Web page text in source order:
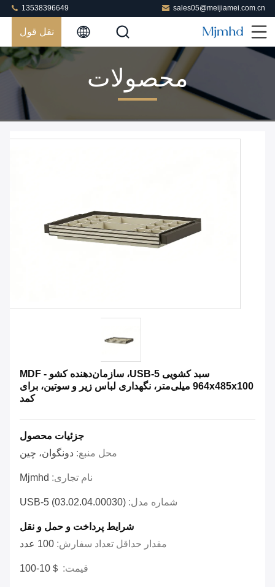
sales05@meijiamei.com.cn
13538396649
نقل قول
محصولات
سبد کشویی USB-5، سازمان‌دهنده کشو MDF -
964x485x100 میلی‌متر، نگهداری لباس زیر و سوتین، برای
کمد
جزئیات محصول
محل منبع: دونگوان، چین
نام تجاری: Mjmhd
شماره مدل: USB-5 (03.02.04.00030)
شرایط پرداخت و حمل و نقل
مقدار حداقل تعداد سفارش: 100 عدد
قیمت: ＄10-100